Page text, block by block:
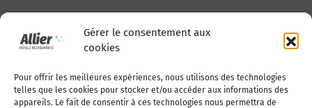
Gérer le consentement aux
cookies
Pour offrir les meilleures expériences, nous utilisons des technologies
telles que les cookies pour stocker et/ou accéder aux informations des
appareils. Le fait de consentir à ces technologies nous permettra de
Qui sommes-nous Publiez votre annonce